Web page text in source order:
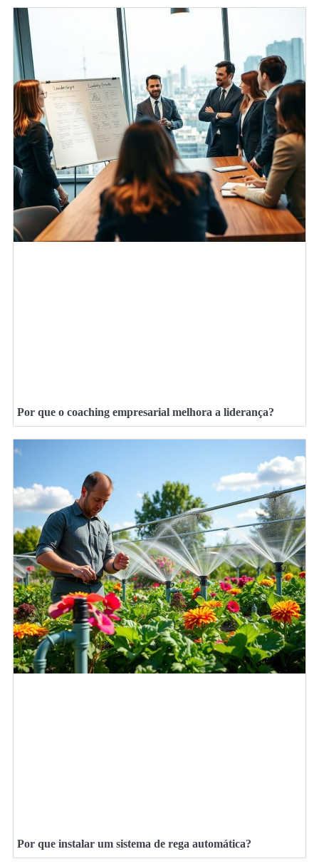
Por que o coaching empresarial melhora a liderança?
Por que instalar um sistema de rega automática?